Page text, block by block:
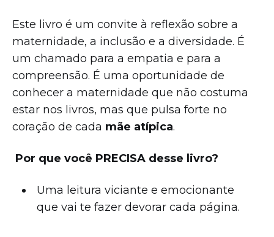
Este livro é um convite à reflexão sobre a
maternidade, a inclusão e a diversidade. É
um chamado para a empatia e para a
compreensão. É uma oportunidade de
conhecer a maternidade que não costuma
estar nos livros, mas que pulsa forte no
coração de cada mãe atípica.
Por que você PRECISA desse livro?
Uma leitura viciante e emocionante
que vai te fazer devorar cada página.